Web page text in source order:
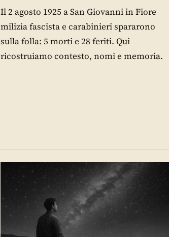
Il 2 agosto 1925 a San Giovanni in Fiore
milizia fascista e carabinieri spararono
sulla folla: 5 morti e 28 feriti. Qui
ricostruiamo contesto, nomi e memoria.